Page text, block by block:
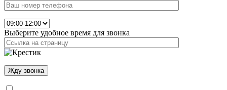
Выберите удобное время для звонка